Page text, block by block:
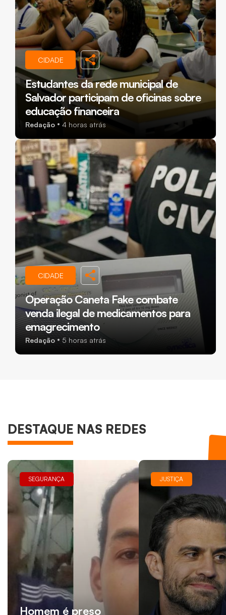
CIDADE
Estudantes da rede municipal de
Salvador participam de oficinas sobre
educação financeira
Redação 4 horas atrás
CIDADE
Operação Caneta Fake combate
venda ilegal de medicamentos para
emagrecimento
Redação 5 horas atrás
DESTAQUE NAS REDES
SEGURANÇA
Homem é preso
JUSTIÇA